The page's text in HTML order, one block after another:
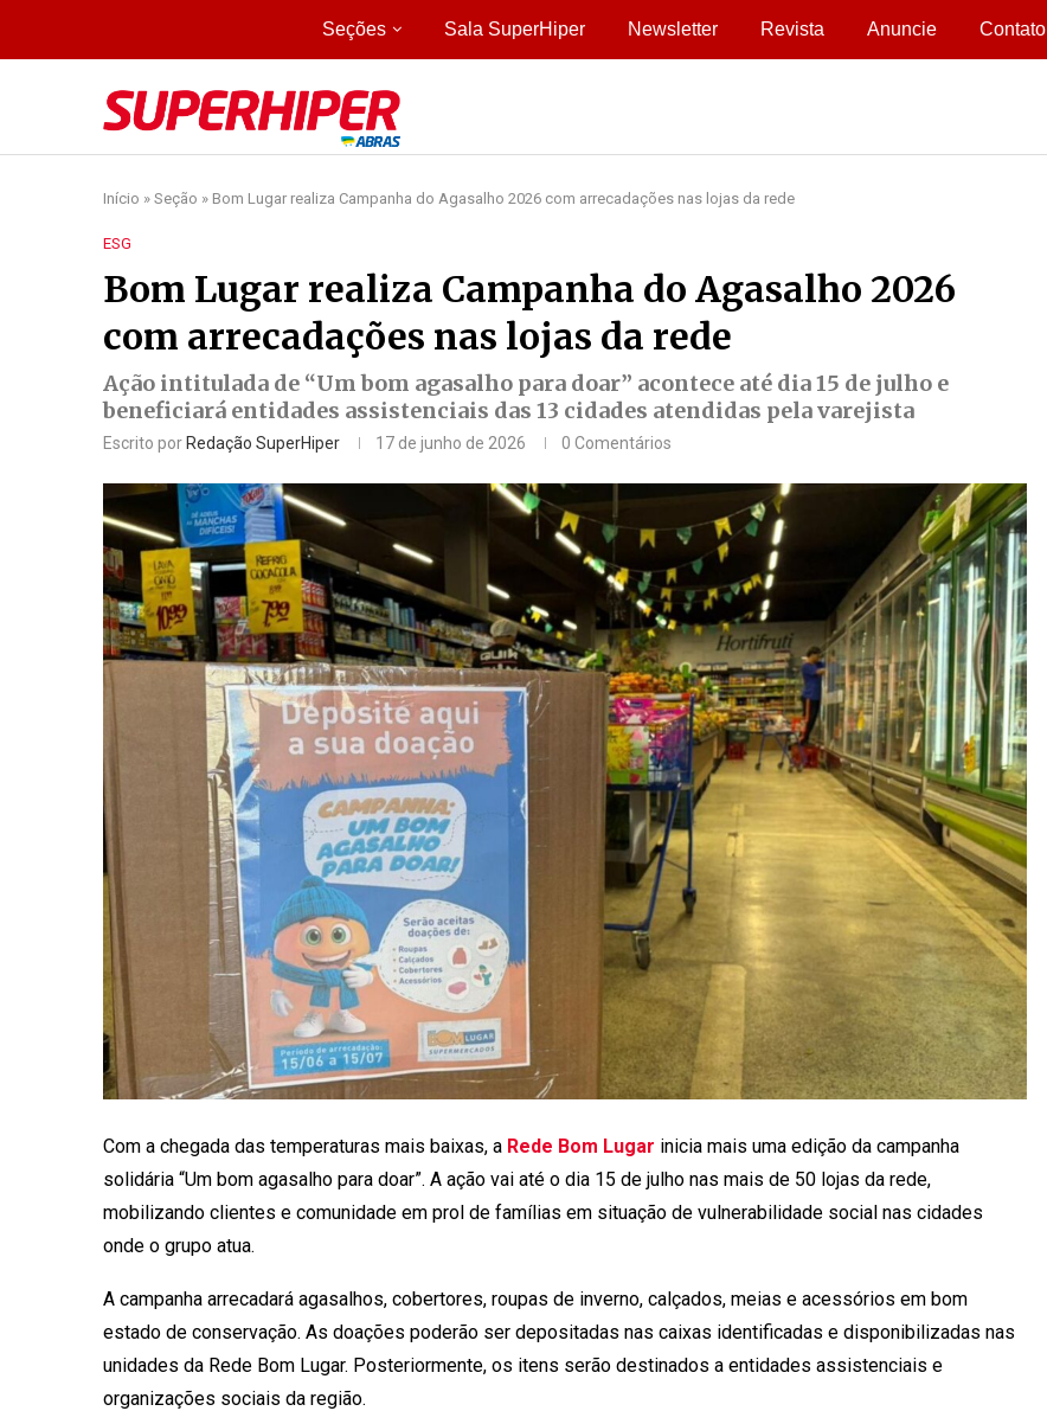
Seções Sala SuperHiper Newsletter Revista Anuncie Contato
Início » Seção » Bom Lugar realiza Campanha do Agasalho 2026 com arrecadações nas lojas da rede
ESG
Bom Lugar realiza Campanha do Agasalho 2026
com arrecadações nas lojas da rede
Ação intitulada de “Um bom agasalho para doar” acontece até dia 15 de julho e
beneficiará entidades assistenciais das 13 cidades atendidas pela varejista
Escrito por Redação SuperHiper 17 de junho de 2026 0 Comentários
Com a chegada das temperaturas mais baixas, a Rede Bom Lugar inicia mais uma edição da campanha
solidária “Um bom agasalho para doar”. A ação vai até o dia 15 de julho nas mais de 50 lojas da rede,
mobilizando clientes e comunidade em prol de famílias em situação de vulnerabilidade social nas cidades
onde o grupo atua.
A campanha arrecadará agasalhos, cobertores, roupas de inverno, calçados, meias e acessórios em bom
estado de conservação. As doações poderão ser depositadas nas caixas identificadas e disponibilizadas nas
unidades da Rede Bom Lugar. Posteriormente, os itens serão destinados a entidades assistenciais e
organizações sociais da região.